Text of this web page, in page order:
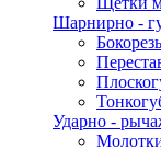
Шарнирно -
Ударно -